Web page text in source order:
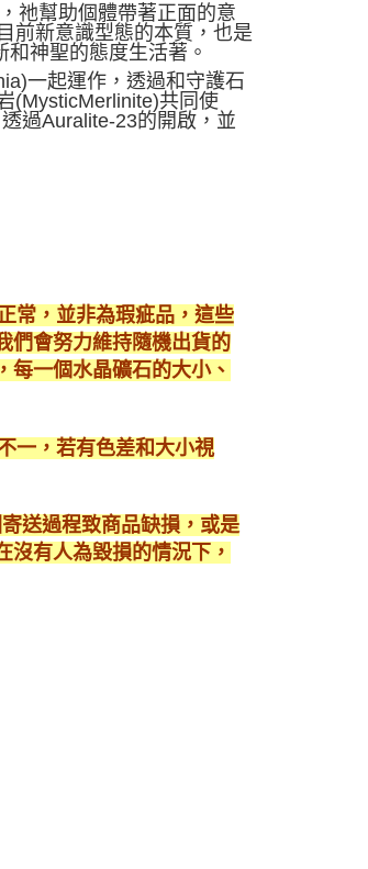
祂幫助個體帶著正面的意
前新意識型態的本質，也是
神聖的態度生活著。
一起運作，透過和守護石
(MysticMerlinite)共同使
過Auralite-23的開啟，並
常，並非為瑕疵品，這些
們會努力維持隨機出貨的
每一個水晶礦石的大小、
一，若有色差和大小視
送過程致商品缺損，或是
有人為毀損的情況下，